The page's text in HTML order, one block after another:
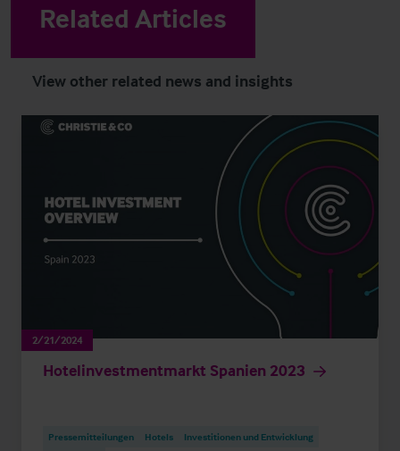
Related Articles
View other related news and insights
2/21/2024
Hotelinvestmentmarkt Spanien 2023
Pressemitteilungen Hotels
Investitionen und Entwicklung